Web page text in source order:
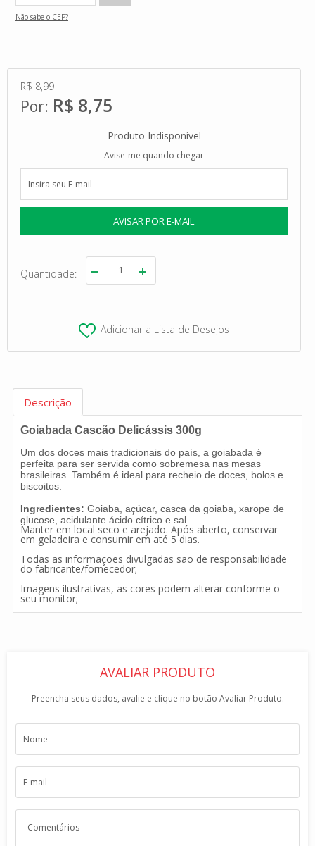
Não sabe o CEP?
R$ 8,99
R$ 8,75
Produto Indisponível
Avise-me quando chegar
Quantidade
Adicionar a Lista de Desejos
Descrição
Goiabada Cascão Delicássis 300g
Um dos doces mais tradicionais do país, a goiabada é
perfeita para ser servida como sobremesa nas mesas
brasileiras. Também é ideal para recheio de doces, bolos e
biscoitos.
Ingredientes: Goiaba, açúcar, casca da goiaba, xarope de
glucose, acidulante ácido cítrico e sal.
Manter em local seco e arejado. Após aberto, conservar
em geladeira e consumir em até 5 dias.
Todas as informações divulgadas são de responsabilidade
do fabricante/fornecedor;
Imagens ilustrativas, as cores podem alterar conforme o
seu monitor;
AVALIAR PRODUTO
Preencha seus dados, avalie e clique no botão Avaliar Produto.